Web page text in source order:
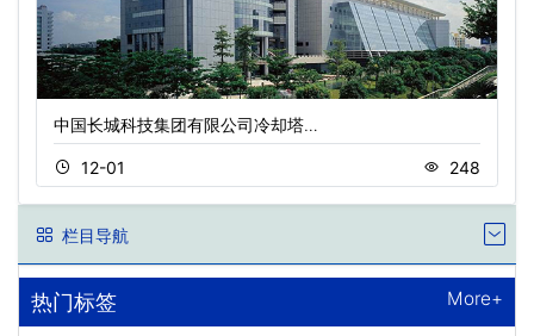
中国长城科技集团有限公司冷却塔…
12-01 248
栏目导航
热门标签 More+